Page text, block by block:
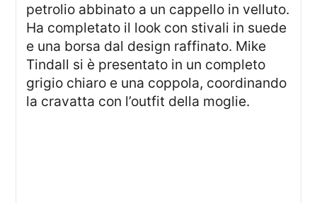
petrolio abbinato a un cappello in velluto.
Ha completato il look con stivali in suede
e una borsa dal design raffinato. Mike
Tindall si è presentato in un completo
grigio chiaro e una coppola, coordinando
la cravatta con l’outfit della moglie.